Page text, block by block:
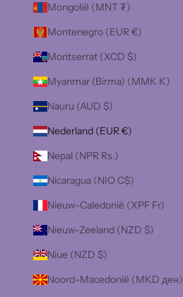
Mongolië (MNT ₮)
Montenegro (EUR €)
Montserrat (XCD $)
Myanmar (Birma) (MMK K)
Nauru (AUD $)
Nederland (EUR €)
Nepal (NPR Rs.)
Nicaragua (NIO C$)
Nieuw-Caledonië (XPF Fr)
Nieuw-Zeeland (NZD $)
Niue (NZD $)
Noord-Macedonië (MKD ден)